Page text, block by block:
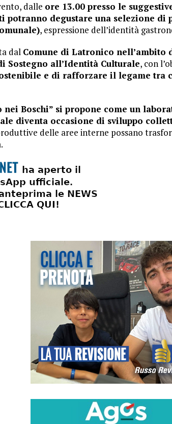
dalle ore 13.00 presso le
potranno degustare una selezione
, espressione dell’identità
dal Comune di Latronico nell’ambito
Sostegno all’Identità Culturale, con
e di rafforzare il legame tra
nei Boschi” si propone come un
diventa occasione di sviluppo
delle aree interne possano